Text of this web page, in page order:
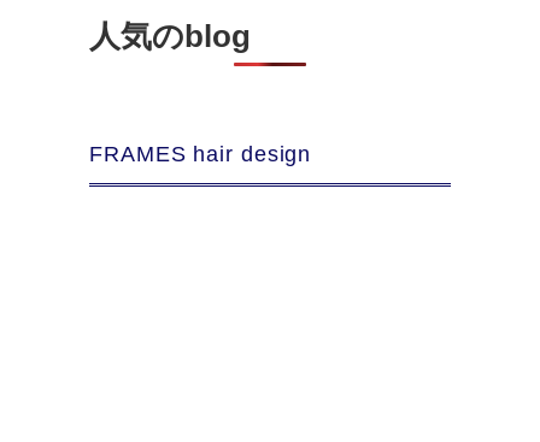
人気のblog
FRAMES hair design